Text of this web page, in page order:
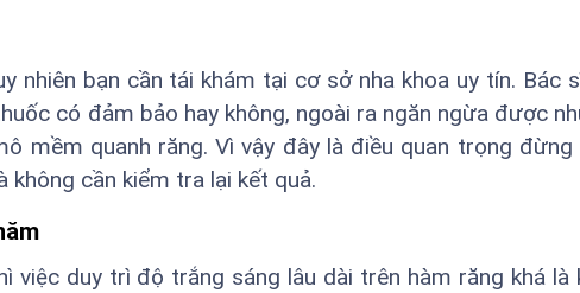
nhiên bạn cần tái khám tại cơ sở nha khoa uy tín. Bác
có đảm bảo hay không, ngoài ra ngăn ngừa được
mềm quanh răng. Vì vậy đây là điều quan trọng đừng
không cần kiểm tra lại kết quả.
việc duy trì độ trắng sáng lâu dài trên hàm răng khá là